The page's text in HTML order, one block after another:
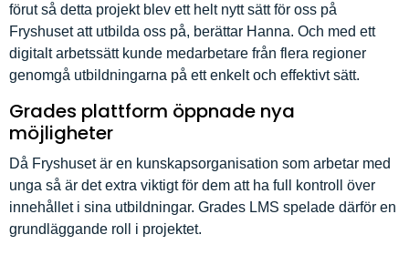
förut så detta projekt blev ett helt nytt sätt för oss på
Fryshuset att utbilda oss på, berättar Hanna. Och med ett
digitalt arbetssätt kunde medarbetare från flera regioner
genomgå utbildningarna på ett enkelt och effektivt sätt.
Grades plattform öppnade nya
möjligheter
Då Fryshuset är en kunskapsorganisation som arbetar med
unga så är det extra viktigt för dem att ha full kontroll över
innehållet i sina utbildningar. Grades LMS spelade därför en
grundläggande roll i projektet.